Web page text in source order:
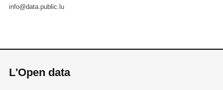
info@data.public.lu
L'Open data